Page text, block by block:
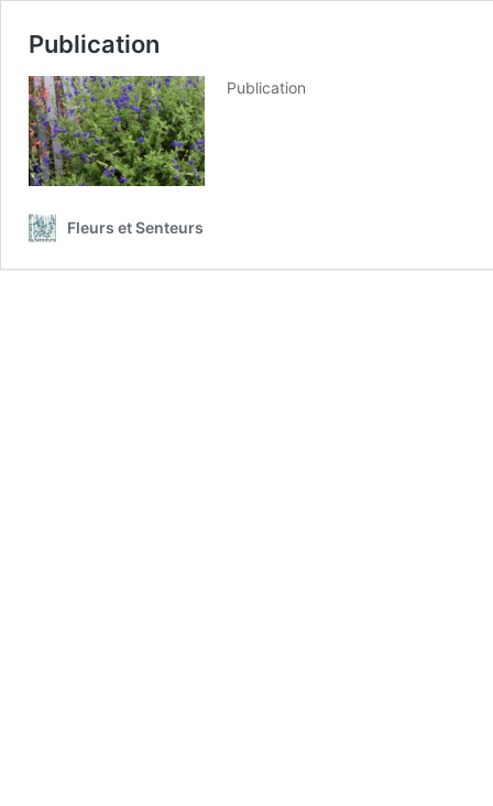
Publication
Publication
Fleurs et Senteurs